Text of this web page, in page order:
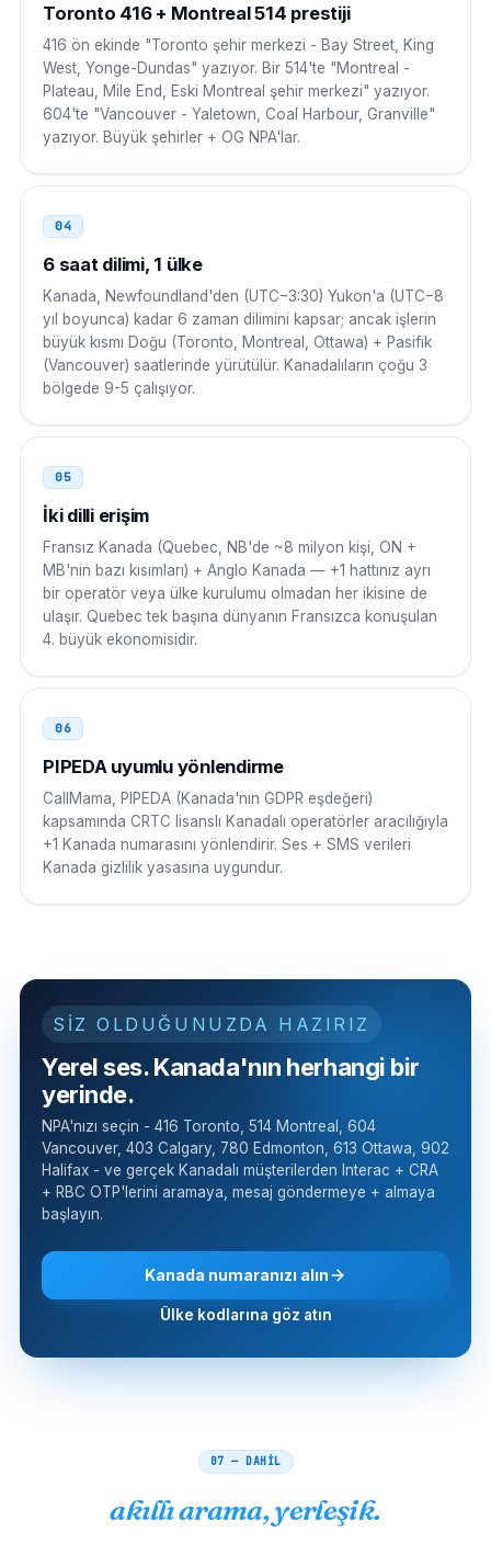
00 1 NPA NXX XXXX
Suudi Arabistan
BAE
Güney Kore 001
001 1 NPA NXX XXXX
Singapur
001 1 NPA NXX XXXX
Rusya
8 10 1 NPA NXX XXXX
Toronto 416 + Montreal 514 prestiji
416 ön ekinde "Toronto şehir merkezi - Bay Street, King
West, Yonge-Dundas" yazıyor. Bir 514'te "Montreal -
Plateau, Mile End, Eski Montreal şehir merkezi" yazıyor.
604'te "Vancouver - Yaletown, Coal Harbour, Granville"
yazıyor. Büyük şehirler + OG NPA'lar.
04
6 saat dilimi, 1 ülke
Kanada, Newfoundland'den (UTC−3:30) Yukon'a (UTC−8
yıl boyunca) kadar 6 zaman dilimini kapsar; ancak işlerin
büyük kısmı Doğu (Toronto, Montreal, Ottawa) + Pasifik
(Vancouver) saatlerinde yürütülür. Kanadalıların çoğu 3
bölgede 9-5 çalışıyor.
05
İki dilli erişim
Fransız Kanada (Quebec, NB'de ~8 milyon kişi, ON +
MB'nin bazı kısımları) + Anglo Kanada — +1 hattınız ayrı
bir operatör veya ülke kurulumu olmadan her ikisine de
ulaşır. Quebec tek başına dünyanın Fransızca konuşulan
4. büyük ekonomisidir.
06
PIPEDA uyumlu yönlendirme
CallMama, PIPEDA (Kanada'nın GDPR eşdeğeri)
kapsamında CRTC lisanslı Kanadalı operatörler aracılığıyla
+1 Kanada numarasını yönlendirir. Ses + SMS verileri
Kanada gizlilik yasasına uygundur.
SİZ OLDUĞUNUZDA HAZIRIZ
Yerel ses. Kanada'nın herhangi bir
yerinde.
NPA'nızı seçin - 416 Toronto, 514 Montreal, 604
Vancouver, 403 Calgary, 780 Edmonton, 613 Ottawa, 902
Halifax - ve gerçek Kanadalı müşterilerden Interac + CRA
+ RBC OTP'lerini aramaya, mesaj göndermeye + almaya
başlayın.
Kanada numaranızı alın
Ülke kodlarına göz atın
07 — DAHİL
akıllı arama, yerleşik.